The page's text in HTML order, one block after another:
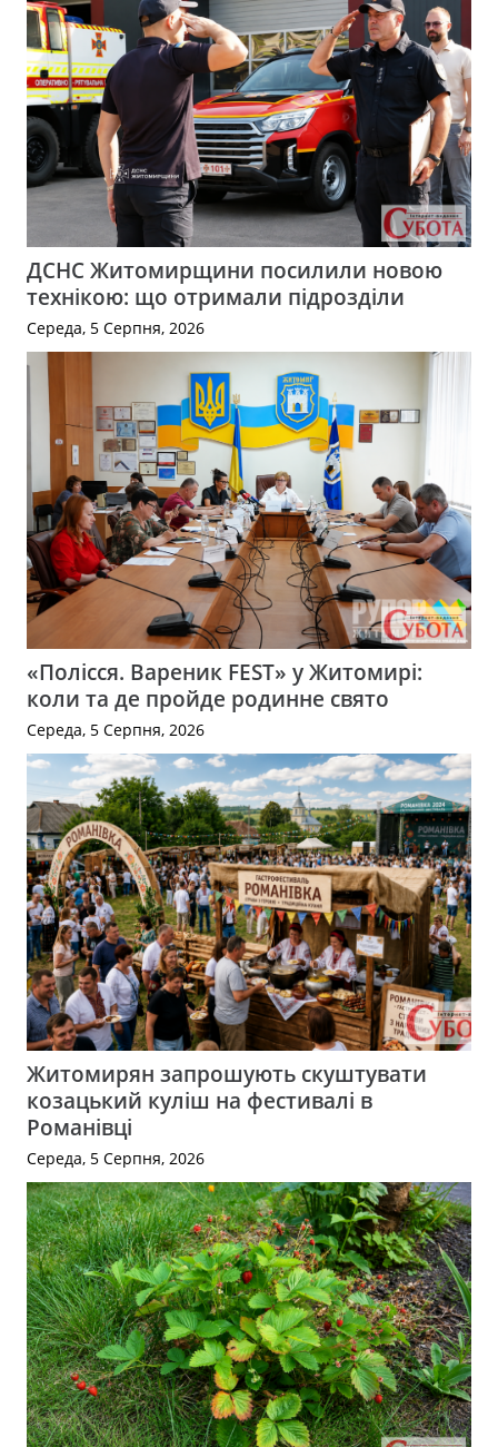
ДСНС Житомирщини посилили новою
технікою: що отримали підрозділи
Середа, 5 Серпня, 2026
«Полісся. Вареник FEST» у Житомирі:
коли та де пройде родинне свято
Середа, 5 Серпня, 2026
Житомирян запрошують скуштувати
козацький куліш на фестивалі в
Романівці
Середа, 5 Серпня, 2026